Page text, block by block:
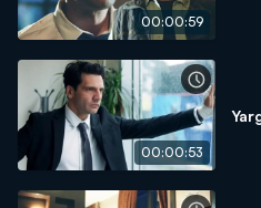
00:00:59
00:00:53